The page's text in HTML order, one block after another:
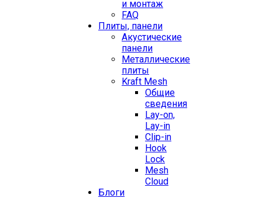
и монтаж
FAQ
Плиты, панели
Акустические
панели
Металлические
плиты
Kraft Mesh
Общие
сведения
Lay-on,
Lay-in
Clip-in
Hook
Lock
Mesh
Cloud
Блоги